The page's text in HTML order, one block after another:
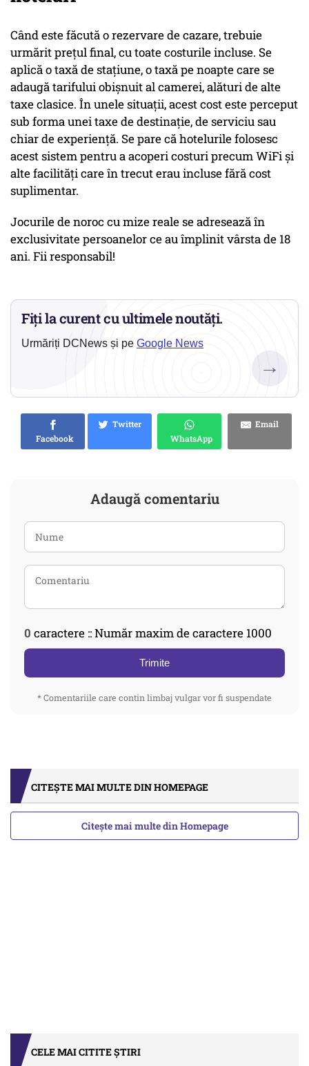
Când este făcută o rezervare de cazare, trebuie
urmărit prețul final, cu toate costurile incluse. Se
aplică o taxă de stațiune, o taxă pe noapte care se
adaugă tarifului obișnuit al camerei, alături de alte
taxe clasice. În unele situații, acest cost este perceput
sub forma unei taxe de destinație, de serviciu sau
chiar de experiență. Se pare că hotelurile folosesc
acest sistem pentru a acoperi costuri precum WiFi și
alte facilități care în trecut erau incluse fără cost
suplimentar.
Jocurile de noroc cu mize reale se adresează în
exclusivitate persoanelor ce au împlinit vârsta de 18
ani. Fii responsabil!
Fiți la curent cu ultimele noutăți.
Urmăriți DCNews și pe Google News
→
Facebook
Twitter
WhatsApp
Email
Adaugă comentariu
0 caractere :: Număr maxim de caractere 1000
Trimite
* Comentariile care contin limbaj vulgar vor fi suspendate
CITEȘTE MAI MULTE DIN HOMEPAGE
Citește mai multe din Homepage
CELE MAI CITITE ȘTIRI